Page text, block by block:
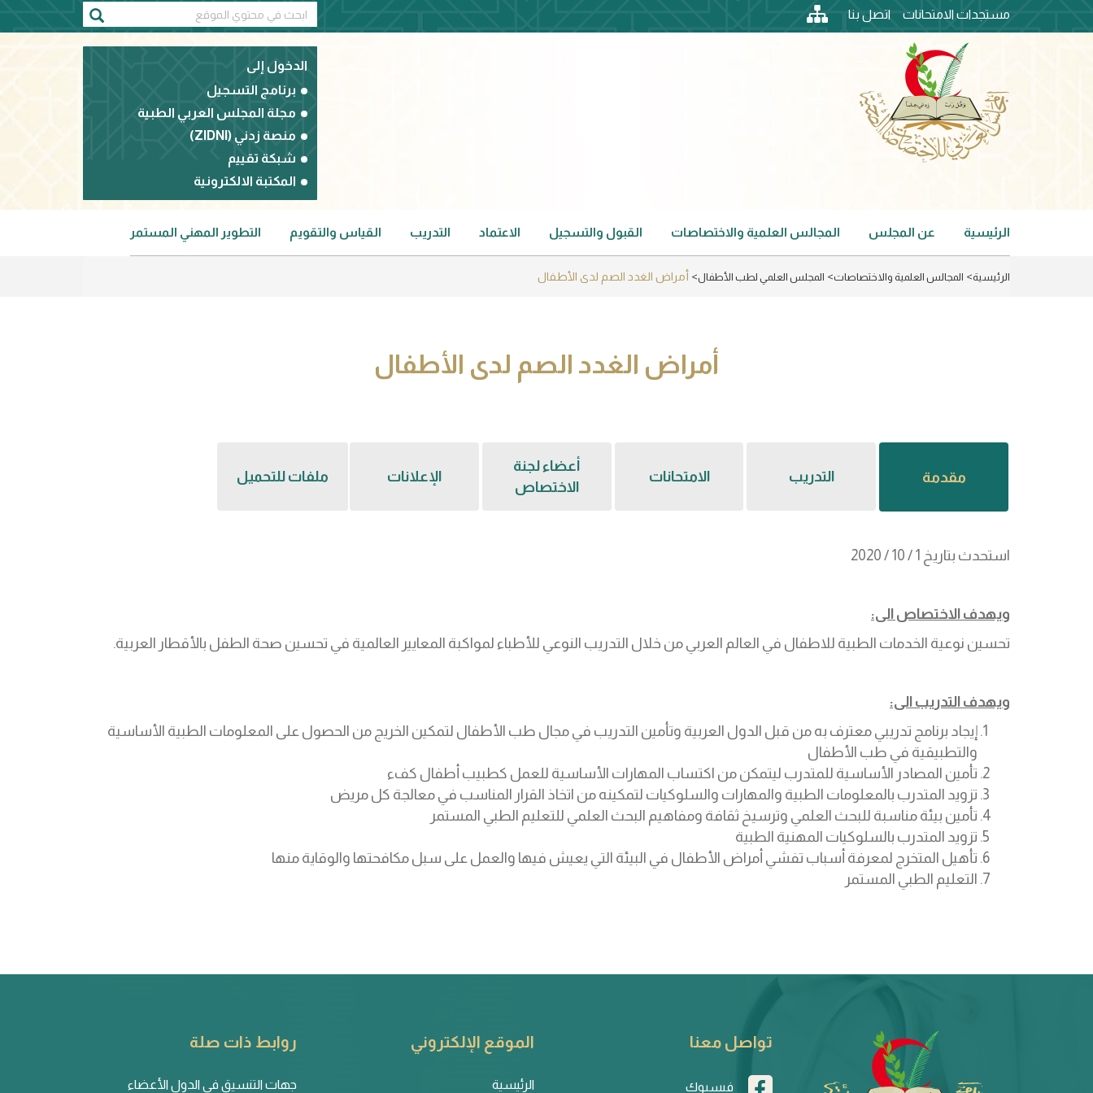
top
header
menu
مستجدات الامتحانات اتصل بنا
الدخول إلى
برنامج التسجيل
مجلة المجلس العربي الطبية
منصة زدني (ZIDNI)
شبكة تقييم
المكتبة الالكترونية
Main
navigation
الرئيسية عن المجلس المجالس العلمية والاختصاصات القبول والتسجيل الاعتماد التدريب القياس والتقويم التطوير المهني المستمر
الرئيسية المجالس العلمية والاختصاصات المجلس العلمي لطب الأطفال أمراض الغدد الصم لدى الأطفال
أمراض الغدد الصم لدى الأطفال
مقدمة
(علامة
التبويب
التدريب الامتحانات
أعضاء لجنة
الاختصاص
الإعلانات ملفات للتحميل
استحدث بتاريخ 1 / 10 / 2020
ويهدف الاختصاص الى:
تحسين نوعية الخدمات الطبية للاطفال في العالم العربي من خلال التدريب النوعي للأطباء لمواكبة المعايير العالمية في تحسين صحة الطفل بالأقطار العربية.
ويهدف التدريب الى:
إيجاد برنامج تدريبي معترف به من قبل الدول العربية وتأمين التدريب في مجال طب الأطفال لتمكين الخريج من الحصول على المعلومات الطبية الأساسية
والتطبيقية في طب الأطفال
تأمين المصادر الأساسية للمتدرب ليتمكن من اكتساب المهارات الأساسية للعمل كطبيب أطفال كفء
تزويد المتدرب بالمعلومات الطبية والمهارات والسلوكيات لتمكينه من اتخاذ القرار المناسب في معالجة كل مريض
تأمين بيئة مناسبة للبحث العلمي وترسيخ ثقافة ومفاهيم البحث العلمي للتعليم الطبي المستمر
تزويد المتدرب بالسلوكيات المهنية الطبية
تأهيل المتخرج لمعرفة أسباب تفشي أمراض الأطفال في البيئة التي يعيش فيها والعمل على سبل مكافحتها والوقاية منها
التعليم الطبي المستمر
تواصل معنا
فيسبوك
الموقع الإلكتروني
الرئيسية
روابط ذات صلة
جهات التنسيق في الدول الأعضاء